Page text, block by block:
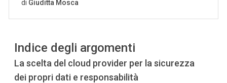
Indice degli argomenti
La scelta del cloud provider per la sicurezza
dei propri dati e responsabilità